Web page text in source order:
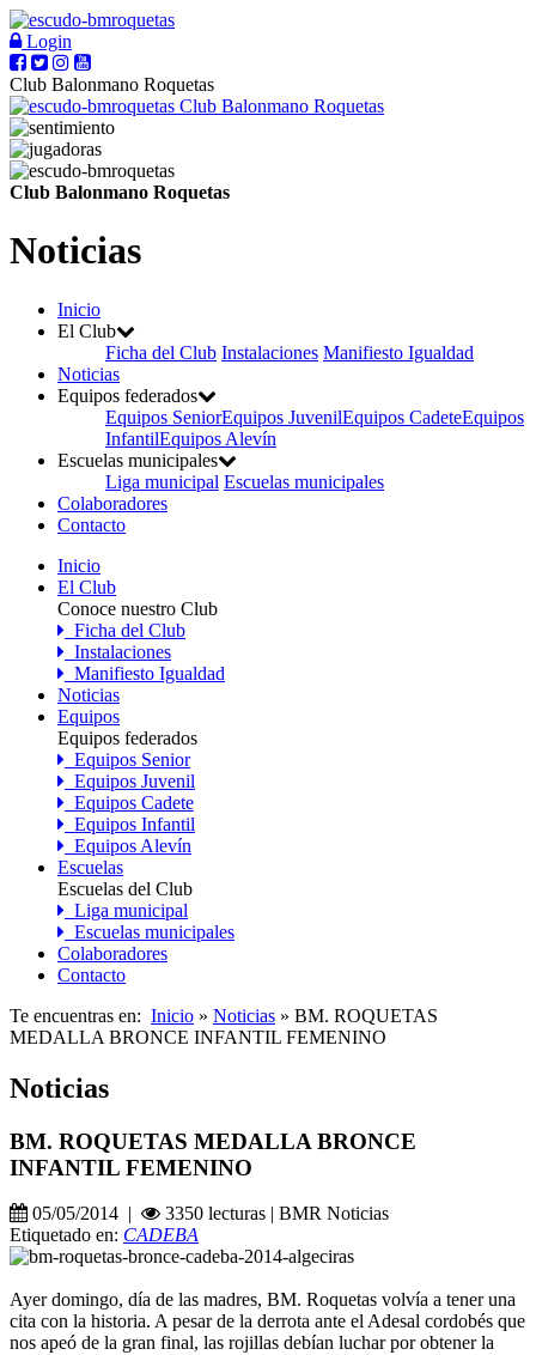
Login
Club Balonmano Roquetas
Club Balonmano Roquetas
Club Balonmano Roquetas
Noticias
Inicio
El Club
Ficha del Club Instalaciones Manifiesto Igualdad
Noticias
Equipos federados
Equipos SeniorEquipos JuvenilEquipos CadeteEquipos
InfantilEquipos Alevín
Escuelas municipales
Liga municipal Escuelas municipales
Colaboradores
Contacto
Inicio
El Club
Conoce nuestro Club
Ficha del Club
Instalaciones
Manifiesto Igualdad
Noticias
Equipos
Equipos federados
Equipos Senior
Equipos Juvenil
Equipos Cadete
Equipos Infantil
Equipos Alevín
Escuelas
Escuelas del Club
Liga municipal
Escuelas municipales
Colaboradores
Contacto
Te encuentras en: Inicio » Noticias » BM. ROQUETAS
MEDALLA BRONCE INFANTIL FEMENINO
Noticias
BM. ROQUETAS MEDALLA BRONCE
INFANTIL FEMENINO
05/05/2014 |
3350 lecturas | BMR Noticias
Etiquetado en: CADEBA
Ayer domingo, día de las madres, BM. Roquetas volvía a tener una
cita con la historia. A pesar de la derrota ante el Adesal cordobés que
nos apeó de la gran final, las rojillas debían luchar por obtener la